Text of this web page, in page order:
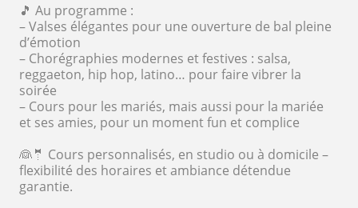
🎵 Au programme :
– Valses élégantes pour une ouverture de bal pleine
d’émotion
– Chorégraphies modernes et festives : salsa,
reggaeton, hip hop, latino… pour faire vibrer la
soirée
– Cours pour les mariés, mais aussi pour la mariée
et ses amies, pour un moment fun et complice
👰🤵 Cours personnalisés, en studio ou à domicile –
flexibilité des horaires et ambiance détendue
garantie.